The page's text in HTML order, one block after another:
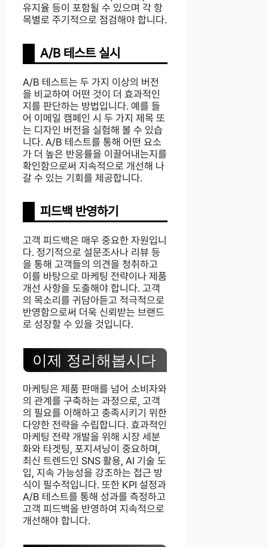
유지율 등이 포함될 수 있으며 각 항
목별로 주기적으로 점검해야 합니다.
A/B 테스트 실시
A/B 테스트는 두 가지 이상의 버전
을 비교하여 어떤 것이 더 효과적인
지를 판단하는 방법입니다. 예를 들
어 이메일 캠페인 시 두 가지 제목 또
는 디자인 버전을 실험해 볼 수 있습
니다. A/B 테스트를 통해 어떤 요소
가 더 높은 반응률을 이끌어내는지를
확인함으로써 지속적으로 개선해 나
갈 수 있는 기회를 제공합니다.
피드백 반영하기
고객 피드백은 매우 중요한 자원입니
다. 정기적으로 설문조사나 리뷰 등
을 통해 고객들의 의견을 청취하고
이를 바탕으로 마케팅 전략이나 제품
개선 사항을 도출해야 합니다. 고객
의 목소리를 귀담아듣고 적극적으로
반영함으로써 더욱 신뢰받는 브랜드
로 성장할 수 있을 것입니다.
이제 정리해봅시다
마케팅은 제품 판매를 넘어 소비자와
의 관계를 구축하는 과정으로, 고객
의 필요를 이해하고 충족시키기 위한
다양한 전략을 수립합니다. 효과적인
마케팅 전략 개발을 위해 시장 세분
화와 타겟팅, 포지셔닝이 중요하며,
최신 트렌드인 SNS 활용, AI 기술 도
입, 지속 가능성을 강조하는 접근 방
식이 필수적입니다. 또한 KPI 설정과
A/B 테스트를 통해 성과를 측정하고
고객 피드백을 반영하여 지속적으로
개선해야 합니다.